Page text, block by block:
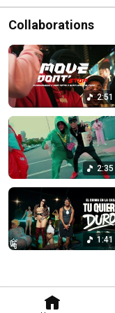
#elcherryscom
Collaborations
2:51
2:35
1:41